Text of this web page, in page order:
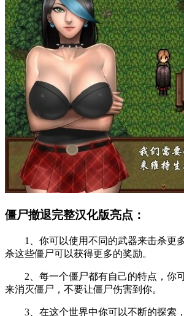
僵尸撤退完整汉化版亮点：
1、你可以使用不同的武器来击杀更
杀这些僵尸可以获得更多的奖励。
2、每一个僵尸都有自己的特点，你
来消灭僵尸，不要让僵尸伤害到你。
3、在这个世界中你可以不断的探索